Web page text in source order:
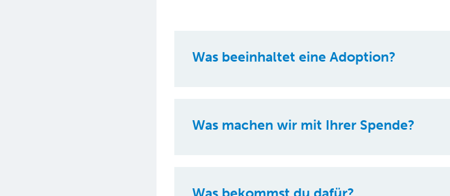
Was beeinhaltet eine Adoption?
Was machen wir mit Ihrer Spende?